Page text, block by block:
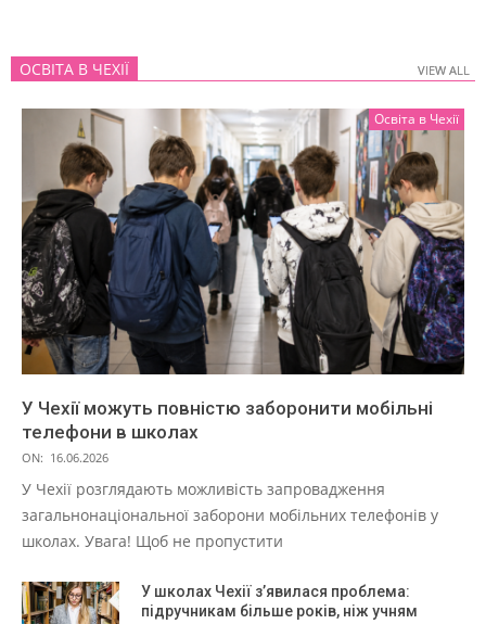
ОСВІТА В ЧЕХІЇ VIEW ALL
Освіта в Чехії
У Чехії можуть повністю заборонити мобільні
телефони в школах
ON: 16.06.2026
У Чехії розглядають можливість запровадження
загальнонаціональної заборони мобільних телефонів у
школах. Увага! Щоб не пропустити
У школах Чехії з’явилася проблема:
підручникам більше років, ніж учням
VIEW ALL